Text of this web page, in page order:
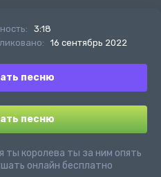
3:18
16 сентябрь 2022
песню
песню
ты королева ты за ним опять
онлайн бесплатно